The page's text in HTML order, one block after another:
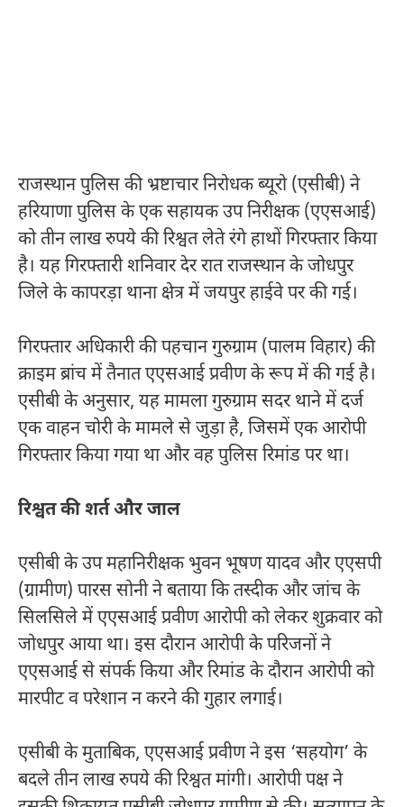
राजस्थान पुलिस की भ्रष्टाचार निरोधक ब्यूरो (एसीबी) ने
हरियाणा पुलिस के एक सहायक उप निरीक्षक (एएसआई)
को तीन लाख रुपये की रिश्वत लेते रंगे हाथों गिरफ्तार किया
है। यह गिरफ्तारी शनिवार देर रात राजस्थान के जोधपुर
जिले के कापरड़ा थाना क्षेत्र में जयपुर हाईवे पर की गई।
गिरफ्तार अधिकारी की पहचान गुरुग्राम (पालम विहार) की
क्राइम ब्रांच में तैनात एएसआई प्रवीण के रूप में की गई है।
एसीबी के अनुसार, यह मामला गुरुग्राम सदर थाने में दर्ज
एक वाहन चोरी के मामले से जुड़ा है, जिसमें एक आरोपी
गिरफ्तार किया गया था और वह पुलिस रिमांड पर था।
रिश्वत की शर्त और जाल
एसीबी के उप महानिरीक्षक भुवन भूषण यादव और एएसपी
(ग्रामीण) पारस सोनी ने बताया कि तस्दीक और जांच के
सिलसिले में एएसआई प्रवीण आरोपी को लेकर शुक्रवार को
जोधपुर आया था। इस दौरान आरोपी के परिजनों ने
एएसआई से संपर्क किया और रिमांड के दौरान आरोपी को
मारपीट व परेशान न करने की गुहार लगाई।
एसीबी के मुताबिक, एएसआई प्रवीण ने इस ‘सहयोग’ के
बदले तीन लाख रुपये की रिश्वत मांगी। आरोपी पक्ष ने